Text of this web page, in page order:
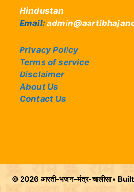
Hindustan
Email:
Privacy Policy
Terms of service
Disclaimer
About Us
Contact Us
© 2026 आरती-भजन-मंत्र-चालीसा•